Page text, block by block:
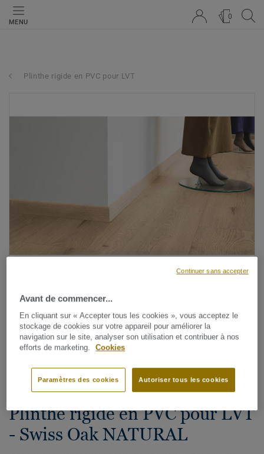
MENU
0
Plinthe rigide en PVC pour LVT
Voir tous les décors (175)
Plinthes, angles & profilés
Plinthe rigide en PVC pour LVT
- Swiss Oak NATURAL
Avant de commencer...
En cliquant sur « Accepter tous les cookies », vous acceptez le
stockage de cookies sur votre appareil pour améliorer la
navigation sur le site, analyser son utilisation et contribuer à nos
efforts de marketing.
Cookies
Autoriser tous les cookies
Paramètres des cookies
Continuer sans accepter